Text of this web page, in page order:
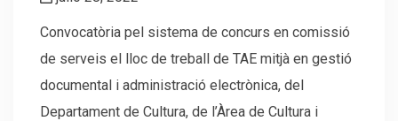
Convocatòria pel sistema de concurs en comissió
de serveis el lloc de treball de TAE mitjà en gestió
documental i administració electrònica, del
Departament de Cultura, de l’Àrea de Cultura i